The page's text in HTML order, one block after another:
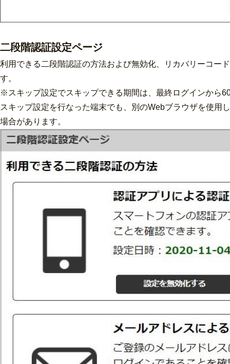
二段階認証設定ページ
利用できる二段階認証の方法および無効化、リカバリーコー
す。
※スキップ設定でスキップできる期間は、最終ログインから
スキップ設定を行なった端末でも、別のWebブラウザを使用
場合があります。